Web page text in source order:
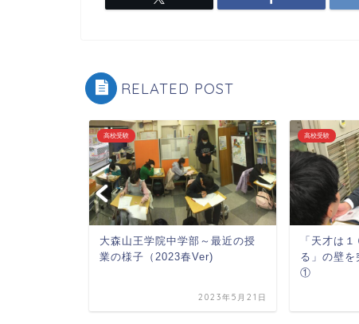
RELATED POST
高校受験
大森山王学院中学部～最近の授
業の様子（2023春Ver)
2023年5月21日
高校受験
「天才は
る」の壁
①